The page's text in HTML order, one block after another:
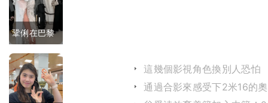
鞏俐在巴黎
出席珠寶活
動，佩戴千
萬級別珠
這幾個影視角色換別人恐怕
演不出那樣的味道
通過合影來感受下2米16的奧
尼爾有多強壯